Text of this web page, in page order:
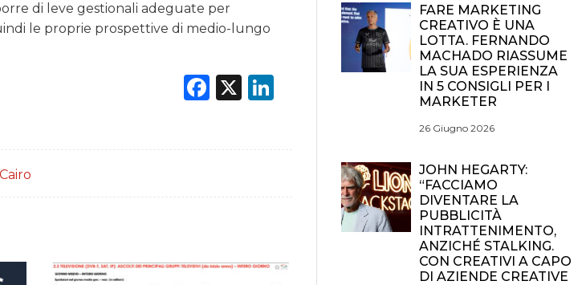
di leve gestionali adeguate per
le proprie prospettive di medio-lungo
Facebook
X LinkedIn
FARE MARKETING
CREATIVO È UNA
LOTTA. FERNANDO
MACHADO RIASSUME
LA SUA ESPERIENZA
IN 5 CONSIGLI PER I
MARKETER
26 Giugno 2026
JOHN HEGARTY:
“FACCIAMO
DIVENTARE LA
PUBBLICITÀ
INTRATTENIMENTO,
ANZICHÉ STALKING.
CON CREATIVI A CAPO
DI AZIENDE CREATIVE